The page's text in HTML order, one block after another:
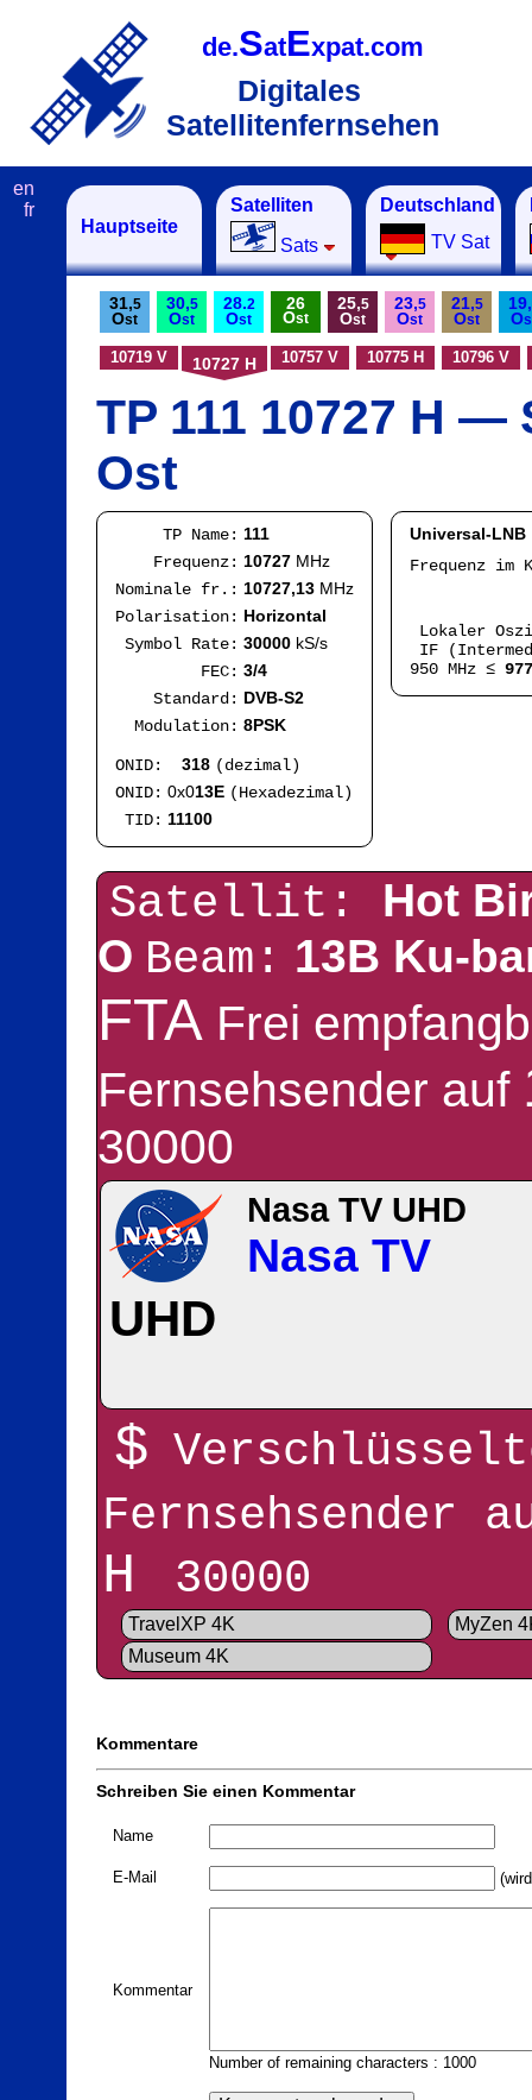
de.SatExpat.com
Digitales
Satellitenfernsehen
Hauptseite
Satelliten
Sats
Deutschland
TV Sat
en
fr
31,5
Ost
30,5
Ost
28.2
Ost
26
Ost
25,5
Ost
23,5
Ost
21,5
Ost
19,
O
10719 V 10727 H 10757 V 10775 H 10796 V
TP 111 10727 H —
Ost
TP Name: 111
Frequenz: 10727 MHz
Nominale fr.: 10727,13 MHz
Polarisation: Horizontal
Symbol Rate: 30000 kS/s
FEC: 3/4
Standard: DVB-S2
Modulation: 8PSK
ONID: 318 (dezimal)
ONID: 0x013E (Hexadezimal)
TID: 11100
Universal-LNB
Frequenz im
Lokaler
IF
950 MHz ≤ 977
Satellit: Hot
O Beam: 13B Ku-
FTA Frei
Fernsehsender auf
30000
Nasa TV UHD
Nasa TV
UHD
$
Fernsehsender
H 30000
TravelXP 4K
Museum 4K
MyZen
Kommentare
Schreiben Sie einen Kommentar
Name
E-Mail
Kommentar
Number of remaining characters : 1000